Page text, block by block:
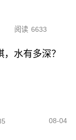
阅读 6633
水有多深？
08-04